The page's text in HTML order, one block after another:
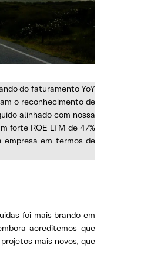
do faturamento YoY
o reconhecimento de
alinhado com nossa
forte ROE LTM de 47%
empresa em termos de
foi mais brando em
acreditemos que
mais novos, que